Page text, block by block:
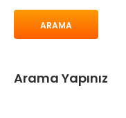
Arama Yapınız